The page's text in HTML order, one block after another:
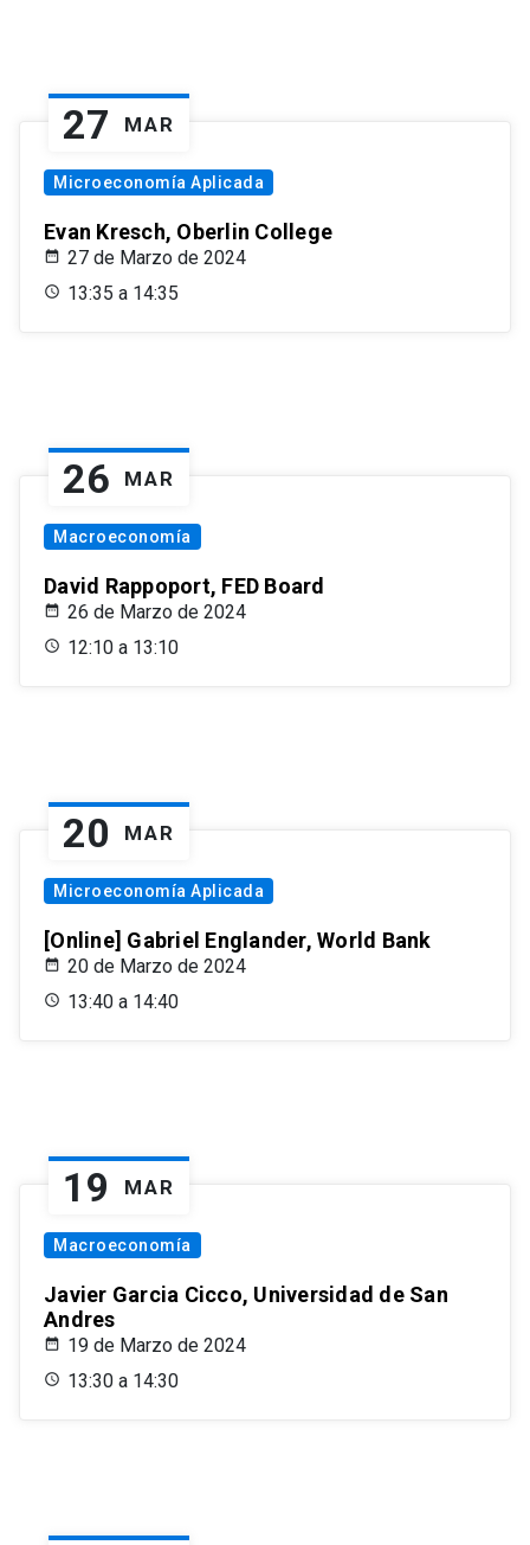
27 MAR
Microeconomía Aplicada
Evan Kresch, Oberlin College
27 de Marzo de 2024
13:35 a 14:35
26 MAR
Macroeconomía
David Rappoport, FED Board
26 de Marzo de 2024
12:10 a 13:10
20 MAR
Microeconomía Aplicada
[Online] Gabriel Englander, World Bank
20 de Marzo de 2024
13:40 a 14:40
19 MAR
Macroeconomía
Javier Garcia Cicco, Universidad de San
Andres
19 de Marzo de 2024
13:30 a 14:30